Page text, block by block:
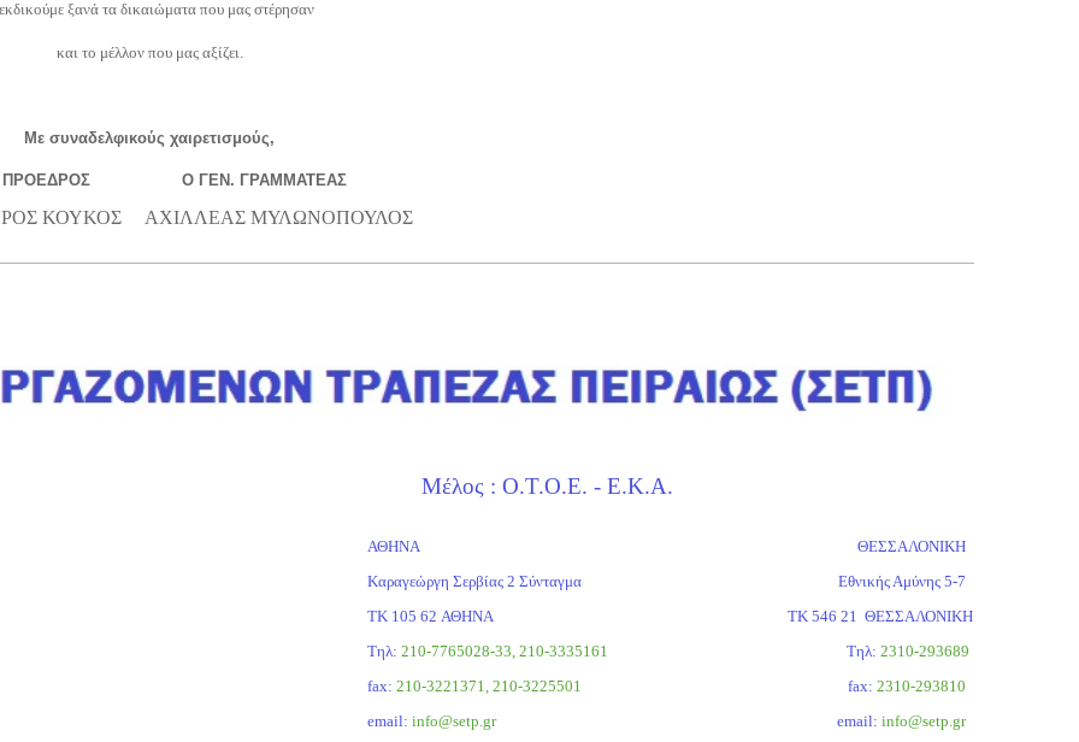
ξανά τα δικαιώματα που μας στέρησαν
και το μέλλον που μας αξίζει.
Με συναδελφικούς χαιρετισμούς,
Ο ΓΕΝ. ΓΡΑΜΜΑΤΕΑΣ
ΚΟΥΚΟΣ ΑΧΙΛΛΕΑΣ ΜΥΛΩΝΟΠΟΥΛΟΣ
: Ο.Τ.Ο.Ε. - Ε.Κ.Α.
ΑΘΗΝΑ
Καραγεώργη Σερβίας 2 Σύνταγμα
ΤΚ 105 62 ΑΘΗΝΑ
Τηλ: 210-7765028-33, 210-3335161
fax: 210-3221371, 210-3225501
email: info@setp.gr
ΘΕΣΣΑΛΟΝΙΚΗ
Εθνικής Αμύνης 5-7
ΤΚ 546 21 ΘΕΣΣΑΛΟΝΙΚΗ
Tηλ: 2310-293689
fax: 2310-293810
email: info@setp.gr